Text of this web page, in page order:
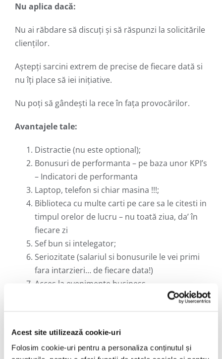
Acest site utilizează cookie-uri
Folosim cookie-uri pentru a personaliza conținutul și
Nu aplica dacă:
Nu ai răbdare să discuți și să răspunzi la solicitările
clienților.
Aștepți sarcini extrem de precise de fiecare dată si
nu îți place să iei inițiative.
Nu poți să gândești la rece în fața provocărilor.
Avantajele tale:
Distractie (nu este optional);
Bonusuri de performanta – pe baza unor KPI’s
– Indicatori de performanta
Laptop, telefon si chiar masina !!!;
Biblioteca cu multe carti pe care sa le citesti in
timpul orelor de lucru – nu toată ziua, da’ în
fiecare zi
Sef bun si intelegator;
Seriozitate (salariul si bonusurile le vei primi
fara intarzieri… de fiecare data!)
Acces la evenimente business.
completezi chestionarul apăsând butonul alăturat
contactat pentru a stabili o întâlnire cu noi.